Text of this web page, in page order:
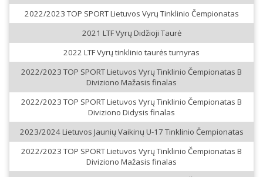
2022/2023 TOP SPORT Lietuvos Vyrų Tinklinio Čempionatas
2021 LTF Vyrų Didžioji Taurė
2022 LTF Vyrų tinklinio taurės turnyras
2022/2023 TOP SPORT Lietuvos Vyrų Tinklinio Čempionatas B
Diviziono Mažasis finalas
2022/2023 TOP SPORT Lietuvos Vyrų Tinklinio Čempionatas B
Diviziono Didysis finalas
2023/2024 Lietuvos Jaunių Vaikinų U-17 Tinklinio Čempionatas
2022/2023 TOP SPORT Lietuvos Vyrų Tinklinio Čempionatas B
Diviziono Mažasis finalas